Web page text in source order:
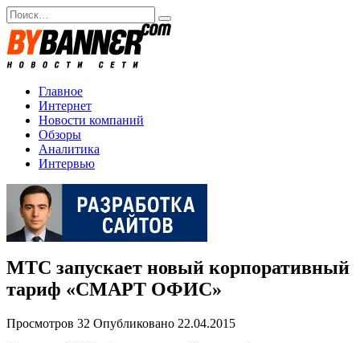
Перейти
к
содержанию
Search
for:
Главное
Интернет
Новости компаний
Обзоры
Аналитика
Интервью
MTC запускает новый корпоративный
тариф «СМАРТ ОФИС»
Просмотров 32 Опубликовано 22.04.2015